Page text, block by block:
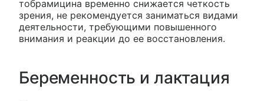
тобрамицина временно снижается четкость
зрения, не рекомендуется заниматься видами
деятельности, требующими повышенного
внимания и реакции до ее восстановления.
Беременность и лактация